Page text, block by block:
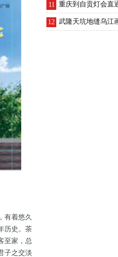
有着悠久
历史。茶
至家，总
子之交淡
11 重庆到自贡灯会直
12 武隆天坑地缝乌江